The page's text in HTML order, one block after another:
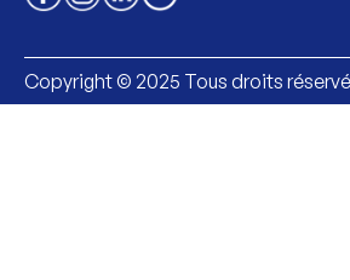
Copyright © 2025 Tous droits